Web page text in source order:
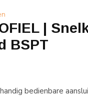
|
BSPT
bedienbare